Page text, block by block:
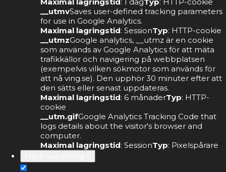
__utmvSaves user-defined tracking parameters
for use in Google Analytics.
Maximal lagringstid: SessionTyp: HTTP-cookie
__utmzGoogle analytics, __utmz är en cookie
som används av Google Analytics för att mäta
trafikkällor och navigering på webbplatsen
(exempelvis vilken sökmotor som används för
att nå ving.se). Den upphör 30 minuter efter att
den sätts eller senast uppdateras.
Maximal lagringstid: 6 månaderTyp: HTTP-
cookie
__utm.gifGoogle Analytics Tracking Code that
logs details about the visitor's browser and
computer.
Maximal lagringstid: SessionTyp: Pixelspårare